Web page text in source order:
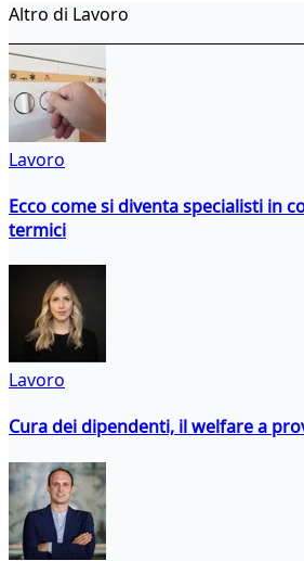
Altro di Lavoro
Lavoro
Ecco come si diventa specialisti in
termici
Lavoro
Cura dei dipendenti, il welfare a